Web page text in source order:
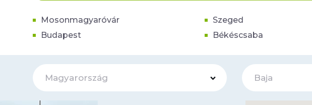
Mosonmagyaróvár
Budapest
Szeged
Békéscsaba
Magyarország Baja